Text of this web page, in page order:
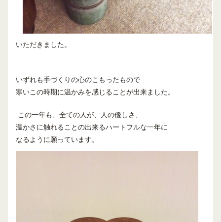
いただきました。
いずれも手づくりの心のこもったもので
寒いこの時期に温かみを感じることが出来ました。
この一年も、全ての人が、人の優しさ、
温かさに触れることの出来るハートフルな一年に
なるように願っています。